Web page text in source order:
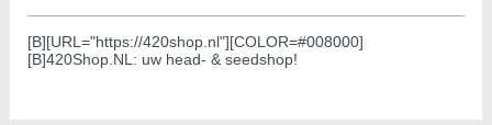
[B][URL="https://420shop.nl"][COLOR=#008000]
[B]420Shop.NL: uw head- & seedshop!